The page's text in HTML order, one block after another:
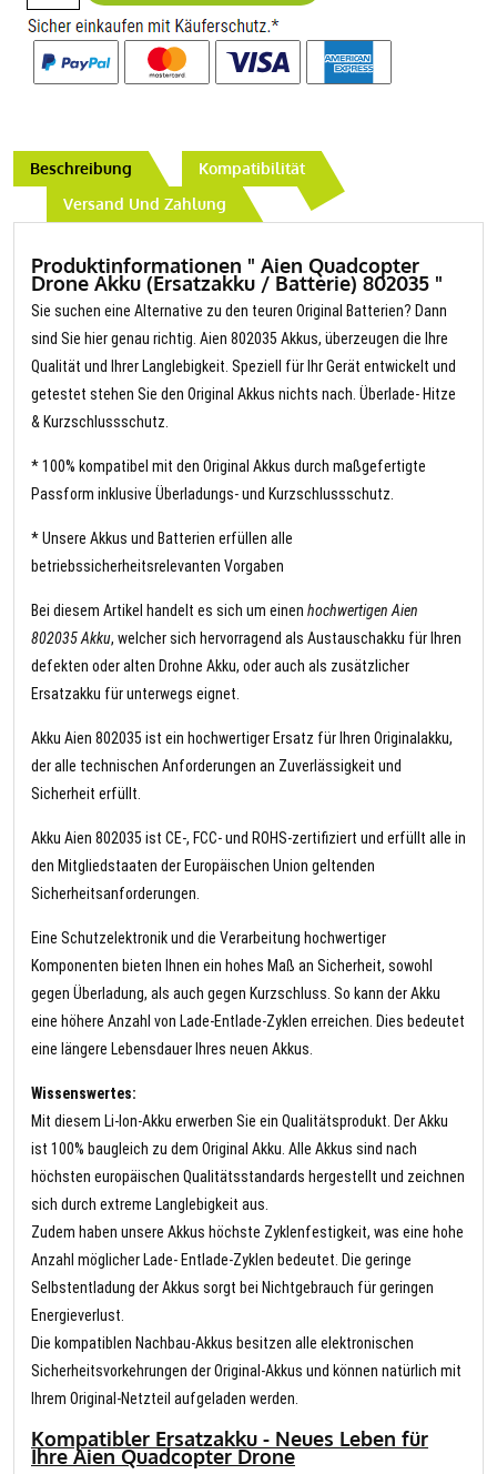
Beschreibung
Kompatibilität
Versand Und Zahlung
Produktinformationen " Aien Quadcopter
Drone Akku (Ersatzakku / Batterie) 802035 "
Sie suchen eine Alternative zu den teuren Original Batterien? Dann
sind Sie hier genau richtig. Aien 802035 Akkus, überzeugen die Ihre
Qualität und Ihrer Langlebigkeit. Speziell für Ihr Gerät entwickelt und
getestet stehen Sie den Original Akkus nichts nach. Überlade- Hitze
& Kurzschlussschutz.
* 100% kompatibel mit den Original Akkus durch maßgefertigte
Passform inklusive Überladungs- und Kurzschlussschutz.
* Unsere Akkus und Batterien erfüllen alle
betriebssicherheitsrelevanten Vorgaben
Bei diesem Artikel handelt es sich um einen hochwertigen Aien
802035 Akku, welcher sich hervorragend als Austauschakku für Ihren
defekten oder alten Drohne Akku, oder auch als zusätzlicher
Ersatzakku für unterwegs eignet.
Akku Aien 802035 ist ein hochwertiger Ersatz für Ihren Originalakku,
der alle technischen Anforderungen an Zuverlässigkeit und
Sicherheit erfüllt.
Akku Aien 802035 ist CE-, FCC- und ROHS-zertifiziert und erfüllt alle in
den Mitgliedstaaten der Europäischen Union geltenden
Sicherheitsanforderungen.
Eine Schutzelektronik und die Verarbeitung hochwertiger
Komponenten bieten Ihnen ein hohes Maß an Sicherheit, sowohl
gegen Überladung, als auch gegen Kurzschluss. So kann der Akku
eine höhere Anzahl von Lade-Entlade-Zyklen erreichen. Dies bedeutet
eine längere Lebensdauer Ihres neuen Akkus.
Wissenswertes:
Mit diesem Li-Ion-Akku erwerben Sie ein Qualitätsprodukt. Der Akku
ist 100% baugleich zu dem Original Akku. Alle Akkus sind nach
höchsten europäischen Qualitätsstandards hergestellt und zeichnen
sich durch extreme Langlebigkeit aus.
Zudem haben unsere Akkus höchste Zyklenfestigkeit, was eine hohe
Anzahl möglicher Lade- Entlade-Zyklen bedeutet. Die geringe
Selbstentladung der Akkus sorgt bei Nichtgebrauch für geringen
Energieverlust.
Die kompatiblen Nachbau-Akkus besitzen alle elektronischen
Sicherheitsvorkehrungen der Original-Akkus und können natürlich mit
Ihrem Original-Netzteil aufgeladen werden.
Kompatibler Ersatzakku - Neues Leben für
Ihre Aien Quadcopter Drone